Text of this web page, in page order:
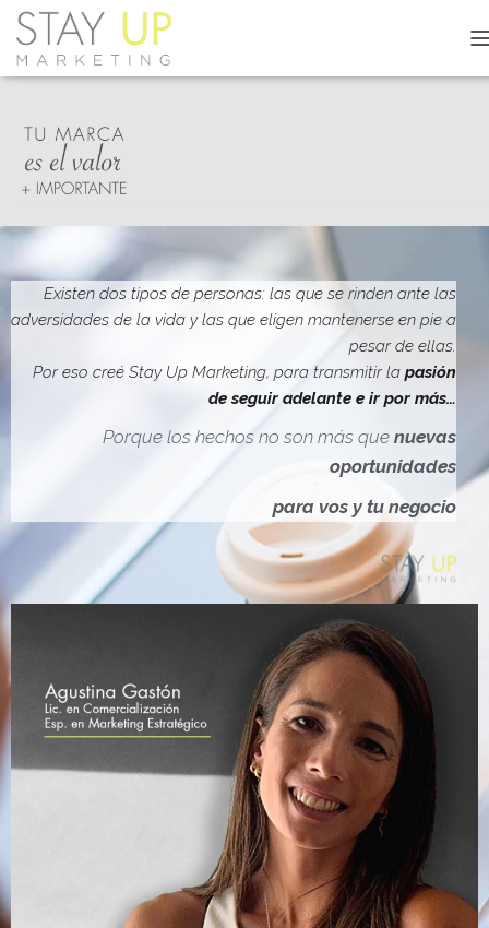
A
M
D
E
N
A
V
G
I
Ó
N
Existen dos tipos de personas: las que se rinden ante las
adversidades de la vida y las que eligen mantenerse en pie a
pesar de ellas.
Por eso creé Stay Up Marketing, para transmitir la pasión
de seguir adelante e ir por más…
Porque los hechos no son más que nuevas
oportunidades
para vos y tu negocio